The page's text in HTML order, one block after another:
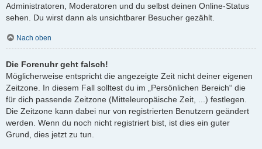
Administratoren, Moderatoren und du selbst deinen Online-Status
sehen. Du wirst dann als unsichtbarer Besucher gezählt.
Nach oben
Die Forenuhr geht falsch!
Möglicherweise entspricht die angezeigte Zeit nicht deiner eigenen
Zeitzone. In diesem Fall solltest du im „Persönlichen Bereich“ die
für dich passende Zeitzone (Mitteleuropäische Zeit, ...) festlegen.
Die Zeitzone kann dabei nur von registrierten Benutzern geändert
werden. Wenn du noch nicht registriert bist, ist dies ein guter
Grund, dies jetzt zu tun.